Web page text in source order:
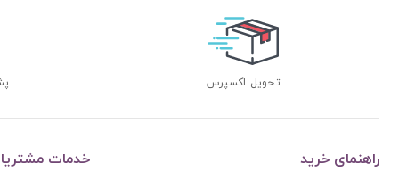
تحویل اکسپرس
راهنمای خرید خدمات